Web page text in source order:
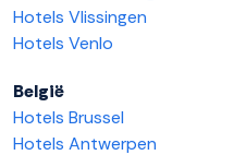
Hotels Vlissingen
Hotels Venlo
België
Hotels Brussel
Hotels Antwerpen